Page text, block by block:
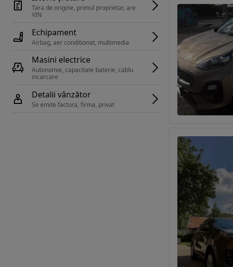
Tara de origine, primul proprietar, are
Echipament
Airbag, aer conditionat, multimedia
Masini electrice
Autonomie, capacitate baterie, cablu
Detalii vânzător
Se emite factura, firma, privat